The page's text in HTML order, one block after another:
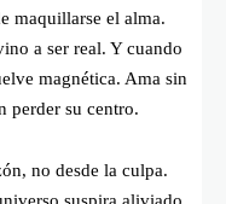
maquillarse el alma.
a ser real. Y cuando
magnética. Ama sin
perder su centro.
no desde la culpa.